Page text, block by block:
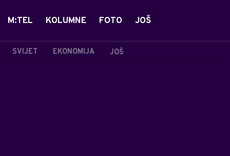
SVIJET EKONOMIJA JOŠ
M:TEL KOLUMNE FOTO JOŠ